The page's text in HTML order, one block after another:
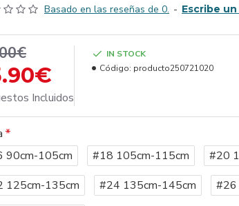
Basado en las reseñas de 0. - Escribe
Incluidos
IN STOCK
Código: producto250721020
90cm-105cm
#18 105cm-115cm
#20
125cm-135cm
#24 135cm-145cm
#26